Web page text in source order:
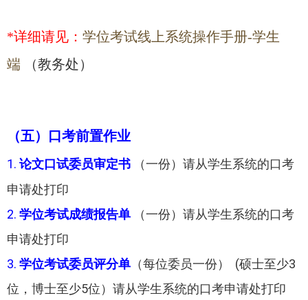
*详细请见： 学位考试线上系统操作手册-学生
端 （教务处）
（五）口考前置作业
1. 论文口试委员审定书
（一份）请从学生系统的口考
申请处打印
2. 学位考试成绩报告单 （一份）请从学生系统的口考
申请处打印
3. 学位考试委员评分单 （每位委员一份） (硕士至少3
位，博士至少5位）请从学生系统的口考申请处打印